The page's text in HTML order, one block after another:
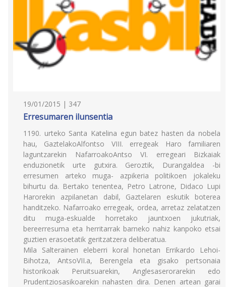
19/01/2015 | 347
Erresumaren ilunsentia
1190. urteko Santa Katelina egun batez hasten da nobela
hau, GaztelakoAlfontso VIII. erregeak Haro familiaren
laguntzarekin NafarroakoAntso VI. erregeari Bizkaiak
enduzionetik urte gutxira. Geroztik, Durangaldea -bi
erresumen arteko muga- azpikeria politikoen jokaleku
bihurtu da. Bertako tenentea, Petro Latrone, Didaco Lupi
Harorekin azpilanetan dabil, Gaztelaren eskutik boterea
handitzeko. Nafarroako erregeak, ordea, arretaz zelatatzen
ditu muga-eskualde horretako jauntxoen jukutriak,
bereerresuma eta herritarrak barneko nahiz kanpoko etsai
guztien erasoetatik geritzatzera deliberatua.
Mila Salterainen eleberri koral honetan Errikardo Lehoi-
Bihotza, AntsoVII.a, Berengela eta gisako pertsonaia
historikoak Peruitsuarekin, Anglesaserorarekin edo
Prudentziosasikoarekin nahasten dira. Denen artean garai